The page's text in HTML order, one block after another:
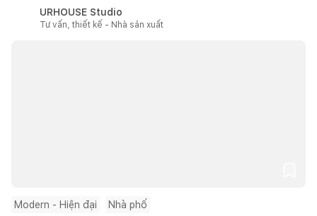
URHOUSE Studio
Tư vấn, thiết kế - Nhà sản xuất
Modern - Hiện đại Nhà phố